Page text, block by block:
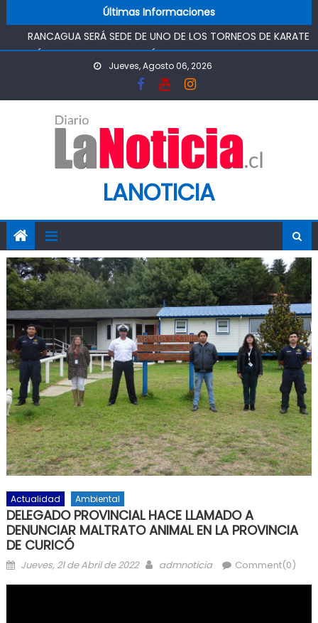
Últimas Informaciones
RANCAGUA SERÁ SEDE DE UNO DE LOS TORNEOS DE KARATE
MÁS IMPORTANTES DEL PAÍS
TOP DE RANCAGUA CONDENA A 5 AÑOS Y UN DÍA DE
PRESIDIO, AUTOR DE TRÁFICO DE DROGAS
ASOCIACIÓN JUNG DO KWAN DE RANCAGUA REUNIRÁ A
ESCOLARES EN TORNEO DE TAEKWONDO
“CHAO TÓMBOLA”: DIPUTADO OMAR SABAT VOTA A FAVOR
DE PROYECTO QUE BUSCA DEVOLVER EL MÉRITO AL
SISTEMA DE ADMISIÓN ESCOLAR
CHILEATIENDE INAUGURÓ CENTRO DE ATENCIÓN VIRTUAL EN
Jueves, Agosto 06, 2026
LANOTICIA
Actualidad Ambiental
DELEGADO PROVINCIAL HACE LLAMADO A
DENUNCIAR MALTRATO ANIMAL EN LA PROVINCIA
DE CURICÓ
Posted on
Jueves, 21 de Abril de 2022 Author
admnoticia Comment(0)